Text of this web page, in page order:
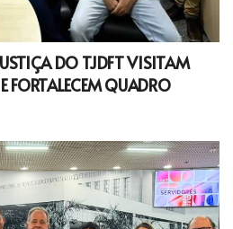
DO TJDFT VISITAM
FORTALECEM QUADRO